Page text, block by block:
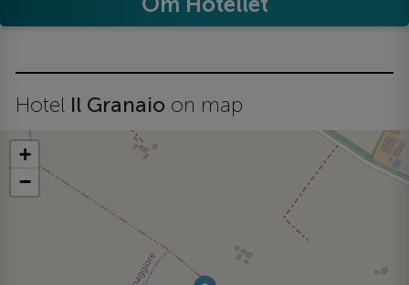
Hotel Il Granaio on map
+
−